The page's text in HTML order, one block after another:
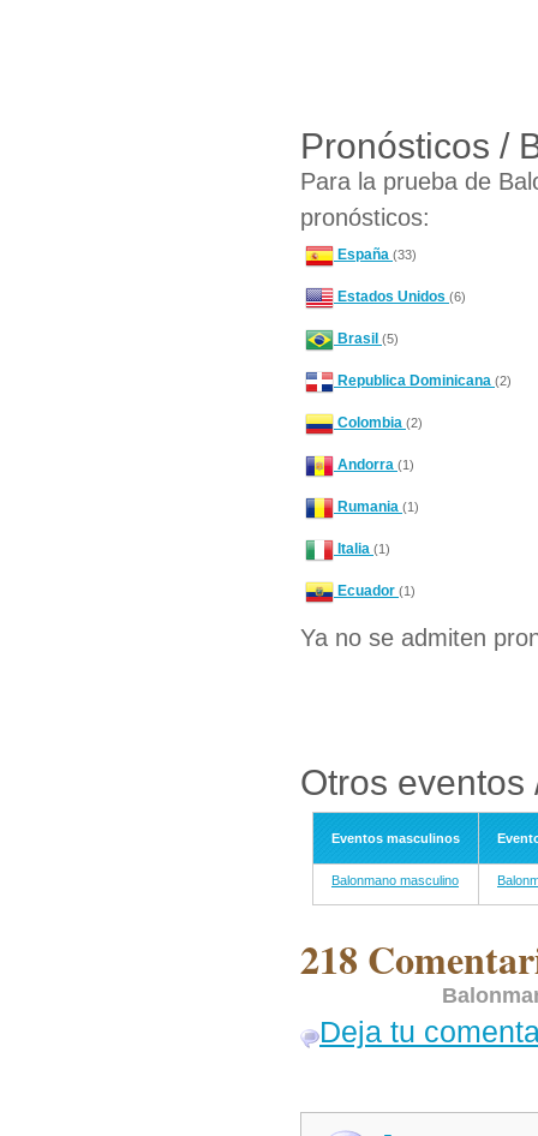
Pronósticos /
Para la prueba de
pronósticos:
España (33)
Estados Unidos (6)
Brasil (5)
Republica Dominicana (2)
Colombia (2)
Andorra (1)
Rumania (1)
Italia (1)
Ecuador (1)
Ya no se admiten
Otros
Eventos masculinos
Balonmano masculino
218
Deja tu